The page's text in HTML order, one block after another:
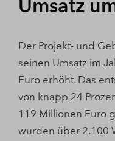
Umsatz
Der Projekt- und
seinen Umsatz im
Euro erhöht. Das
von knapp 24
119 Millionen Euro
wurden über 2.100